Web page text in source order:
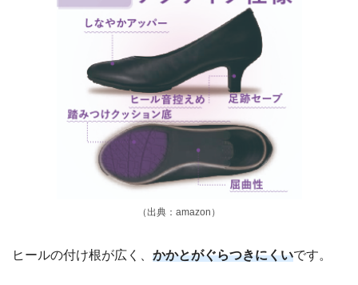
（出典：amazon）
ヒールの付け根が広く、 かかとがぐらつきにくいです。